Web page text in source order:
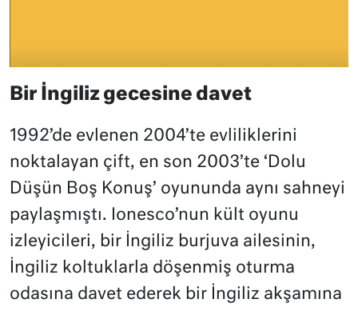
Bir İngiliz gecesine davet
1992’de evlenen 2004’te evliliklerini
noktalayan çift, en son 2003’te ‘Dolu
Düşün Boş Konuş’ oyununda aynı sahneyi
paylaşmıştı. Ionesco’nun kült oyunu
izleyicileri, bir İngiliz burjuva ailesinin,
İngiliz koltuklarla döşenmiş oturma
odasına davet ederek bir İngiliz akşamına